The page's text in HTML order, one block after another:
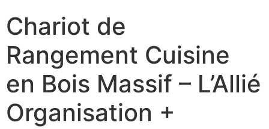
Chariot de
Rangement Cuisine
en Bois Massif – L’Allié
Organisation +